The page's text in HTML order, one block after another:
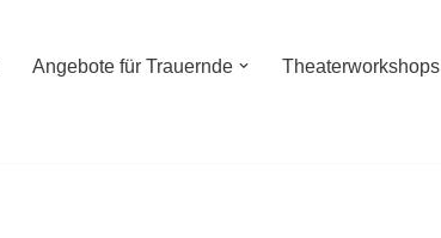
Angebote für Trauernde Theaterworkshops